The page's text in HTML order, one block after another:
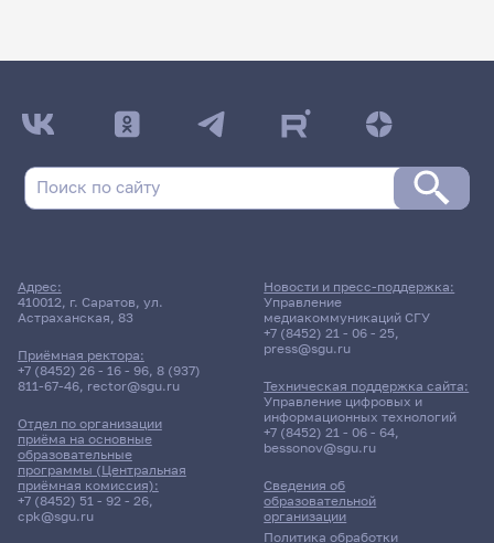
Адрес:
410012, г. Саратов, ул.
Астраханская, 83
Приёмная ректора:
+7 (8452) 26 - 16 - 96, 8 (937)
811-67-46, rector@sgu.ru
Отдел по организации
приёма на основные
образовательные
программы (Центральная
приёмная комиссия):
+7 (8452) 51 - 92 - 26,
cpk@sgu.ru
Сведения об
образовательной
организации
Политика обработки
Новости и пресс-поддержка:
Управление
медиакоммуникаций СГУ
+7 (8452) 21 - 06 - 25,
press@sgu.ru
Техническая поддержка сайта:
Управление цифровых и
информационных технологий
+7 (8452) 21 - 06 - 64,
bessonov@sgu.ru